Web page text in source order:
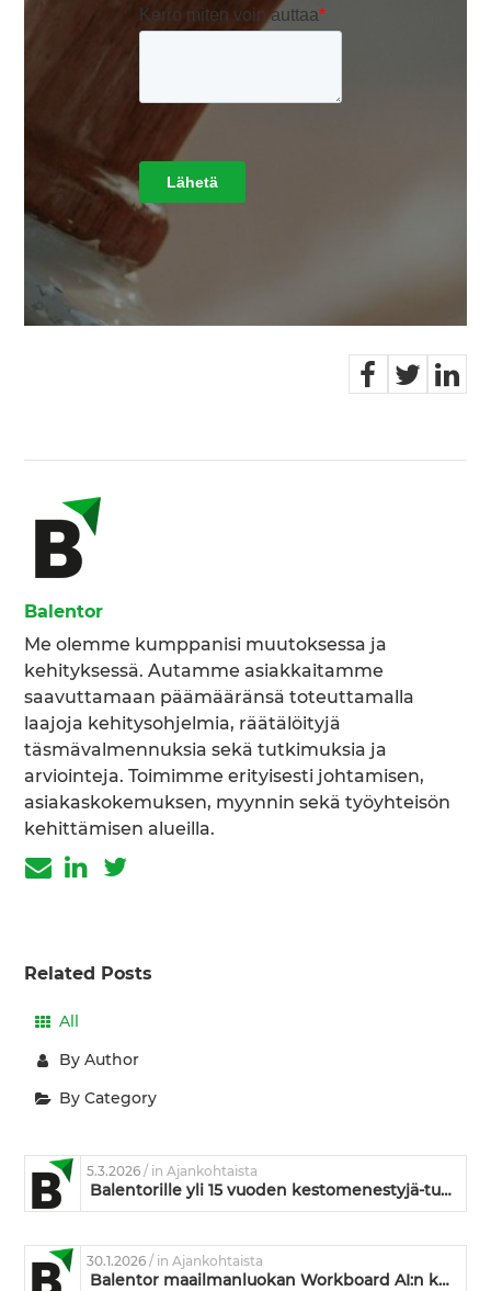
Balentor
Me olemme kumppanisi muutoksessa ja
kehityksessä. Autamme asiakkaitamme
saavuttamaan päämääränsä toteuttamalla
laajoja kehitysohjelmia, räätälöityjä
täsmävalmennuksia sekä tutkimuksia ja
arviointeja. Toimimme erityisesti johtamisen,
asiakaskokemuksen, myynnin sekä työyhteisön
kehittämisen alueilla.
Related Posts
All
By Author
By Category
5.3.2026/ in Ajankohtaista
Balentorille yli 15 vuoden kestomenestyjä-tunnustus
30.1.2026/ in Ajankohtaista
Balentor maailmanluokan Workboard AI:n kumppaniksi